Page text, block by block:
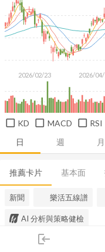
login
日 週 月
2026/02/23 2026/
KD MACD RSI
推薦卡片 基本面
新聞 樂活五線譜
AI 分析與策略健檢